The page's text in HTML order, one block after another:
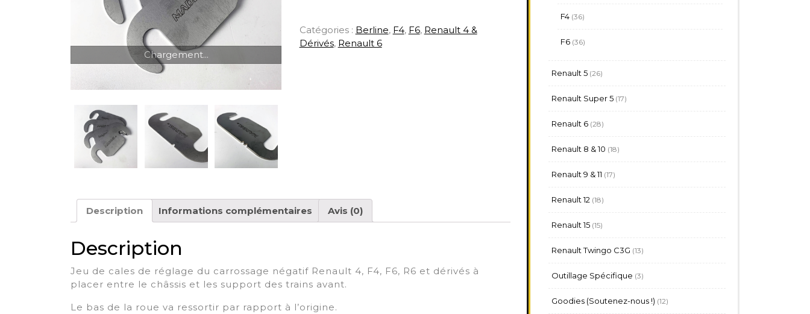
Chargement...
Catégories : Berline, F4, F6, Renault 4 &
Dérivés, Renault 6
Description Informations complémentaires Avis (0)
Description
Jeu de cales de réglage du carrossage négatif Renault 4, F4, F6, R6 et dérivés à
placer entre le châssis et les support des trains avant.
Le bas de la roue va ressortir par rapport à l’origine.
F4 3636
F6 3636
Renault 5 2626
Renault Super 5 1717
Renault 6 2828
Renault 8 & 10 1818
Renault 9 & 11 1717
Renault 12 1818
Renault 15 1515
Renault Twingo C3G 1313
Outillage Spécifique 33
Goodies (Soutenez-nous !) 1212